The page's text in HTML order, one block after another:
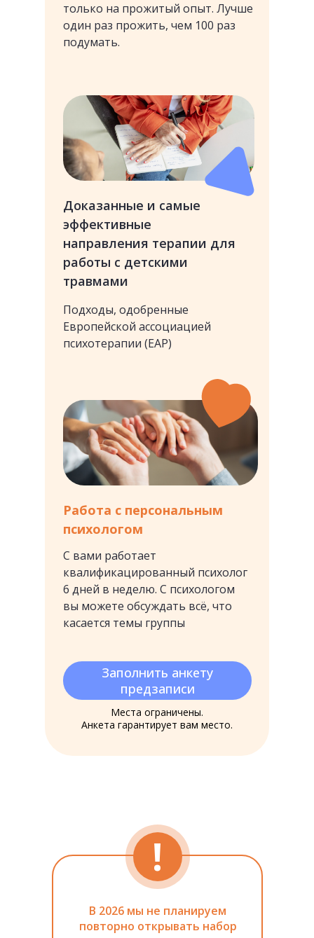
только на прожитый опыт. Лучше
один раз прожить, чем 100 раз
подумать.
Доказанные и самые
эффективные
направления терапии для
работы с детскими
травмами
Подходы, одобренные
Европейской ассоциацией
психотерапии (EAP)
Работа с персональным
психологом
С вами работает
квалификацированный психолог
6 дней в неделю. С психологом
вы можете обсуждать всё, что
касается темы группы
Заполнить анкету
предзаписи
Места ограничены.
Анкета гарантирует вам место.
В 2026 мы не планируем
повторно открывать набор
6 недель
интенсивной
!